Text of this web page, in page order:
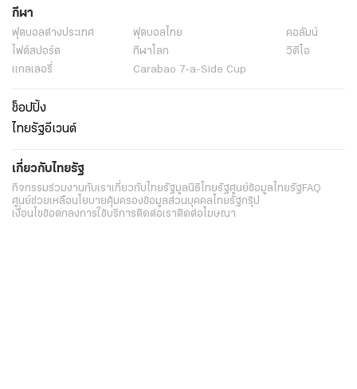
กีฬา
ฟุตบอลต่่างประเทศ ฟุตบอลไทย
คอลัมน์
ไฟต์สปอร์ต
กีฬาโลก
วิดีโอ
แกลเลอรี่
Carabao 7-a-Side Cup
ช็อปปิ้ง
ไทยรัฐอีเวนต์
เกี่ยวกับไทยรัฐ
กิจกรรมร่วมงานกับเราเกี่ยวกับไทยรัฐมูลนิธิไทยรัฐศูนย์ข้อมูลไทยรัฐFAQ
ศูนย์ช่วยเหลือนโยบายคุ้มครองข้อมูลส่วนบุคคลไทยรัฐกรุ๊ป
เงื่อนไขข้อตกลงการใช้บริการติดต่อเราติดต่อโฆษณา